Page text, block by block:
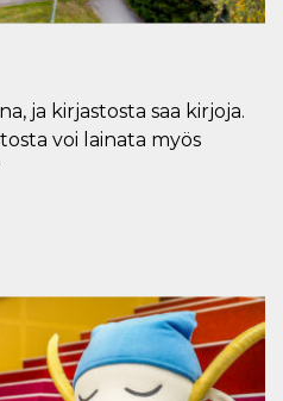
ja kirjastosta saa kirjoja.
voi lainata myös